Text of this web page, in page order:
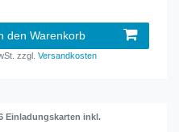
den Warenkorb
zzgl.Versandkosten
Einladungskarten inkl.